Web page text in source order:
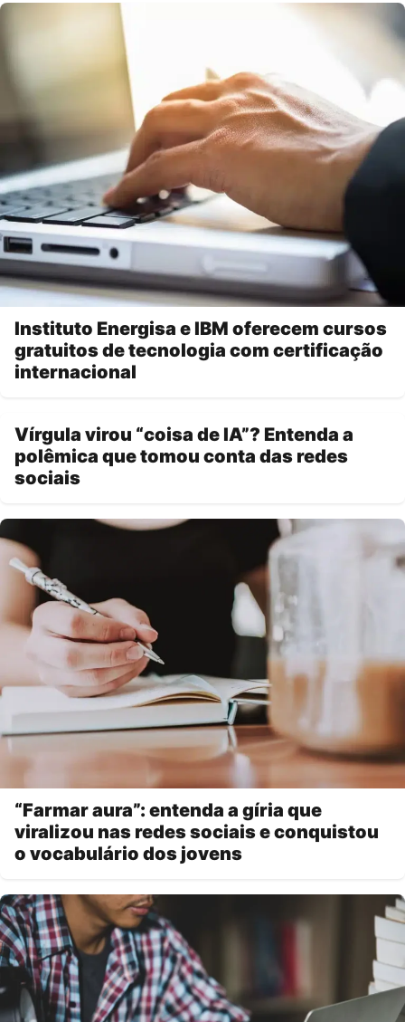
Instituto Energisa e IBM oferecem cursos
gratuitos de tecnologia com certificação
internacional
Vírgula virou “coisa de IA”? Entenda a
polêmica que tomou conta das redes
sociais
“Farmar aura”: entenda a gíria que
viralizou nas redes sociais e conquistou
o vocabulário dos jovens